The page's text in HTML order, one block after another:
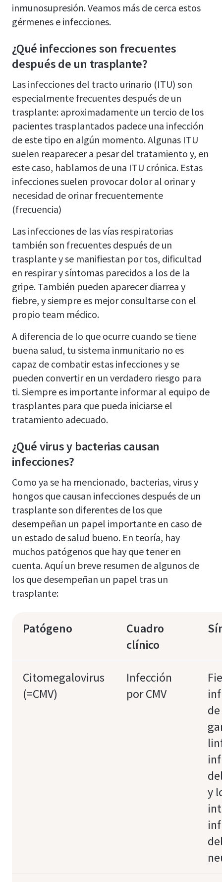
inmunosupresión. Veamos más de cerca estos
gérmenes e infecciones.
¿Qué infecciones son frecuentes
después de un trasplante?
Las infecciones del tracto urinario (ITU) son
especialmente frecuentes después de un
trasplante: aproximadamente un tercio de los
pacientes trasplantados padece una infección
de este tipo en algún momento. Algunas ITU
suelen reaparecer a pesar del tratamiento y, en
este caso, hablamos de una ITU crónica. Estas
infecciones suelen provocar dolor al orinar y
necesidad de orinar frecuentemente
(frecuencia)
Las infecciones de las vías respiratorias
también son frecuentes después de un
trasplante y se manifiestan por tos, dificultad
en respirar y síntomas parecidos a los de la
gripe. También pueden aparecer diarrea y
fiebre, y siempre es mejor consultarse con el
propio team médico.
A diferencia de lo que ocurre cuando se tiene
buena salud, tu sistema inmunitario no es
capaz de combatir estas infecciones y se
pueden convertir en un verdadero riesgo para
ti. Siempre es importante informar al equipo de
trasplantes para que pueda iniciarse el
tratamiento adecuado.
¿Qué virus y bacterias causan
infecciones?
Como ya se ha mencionado, bacterias, virus y
hongos que causan infecciones después de un
trasplante son diferentes de los que
desempeñan un papel importante en caso de
un estado de salud bueno. En teoría, hay
muchos patógenos que hay que tener en
cuenta. Aquí un breve resumen de algunos de
los que desempeñan un papel tras un
trasplante:
Patógeno
Cuadro
clínico
Citomegalovirus
(=CMV)
Infección
por CMV
y